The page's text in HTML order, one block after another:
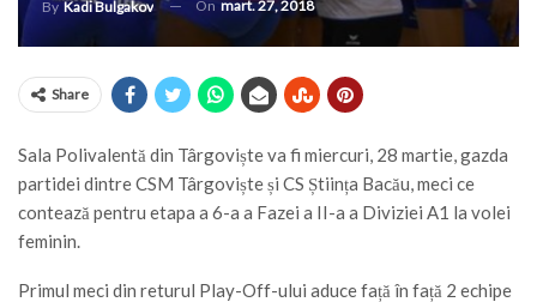
ByKadi Bulgakov On mart. 27, 2018
Share
Sala Polivalentă din Târgoviște va fi miercuri, 28 martie, gazda
partidei dintre CSM Târgoviște și CS Știința Bacău, meci ce
contează pentru etapa a 6-a a Fazei a II-a a Diviziei A1 la volei
feminin.
Primul meci din returul Play-Off-ului aduce față în față 2 echipe